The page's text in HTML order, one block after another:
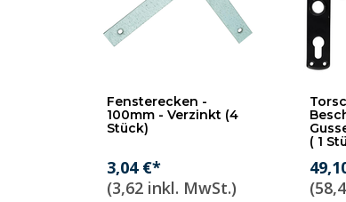
Fensterecken -
100mm - Verzinkt (4
Stück)
3,04 €*
(3,62 inkl. MwSt.)
( 1